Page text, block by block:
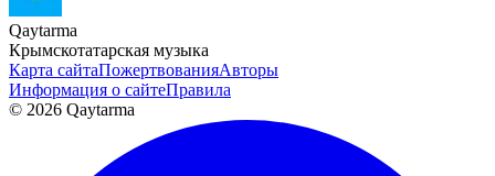
Qaytarma
Крымскотатарская музыка
Карта сайтаПожертвованияАвторы
Информация о сайтеПравила
© 2026 Qaytarma